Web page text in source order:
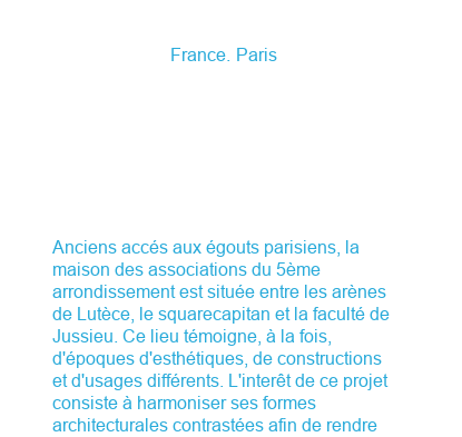
France Paris
Anciens accés aux égouts parisiens, la
maison des associations du 5ème
arrondissement est située entre les arènes
de Lutèce, le squarecapitan et la faculté de
Jussieu. Ce lieu témoigne, à la fois,
d'époques d'esthétiques, de constructions
et d'usages différents. L'interêt de ce projet
consiste à harmoniser ses formes
architecturales contrastées afin de rendre